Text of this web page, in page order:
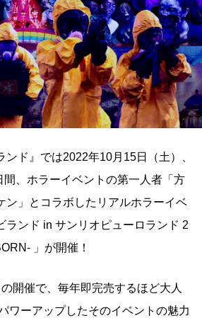
ンド』では2022年10月15日（土）、
、ホラーイベントの第一人者「方
ン」とコラボしたリアルホラーイベ
ランド in サンリオピューロランド 2
」が開催！
開催で、毎年即完売するほど大人
ワーアップしたそのイベントの魅力